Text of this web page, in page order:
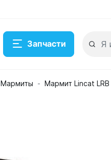
Запчасти
Мармиты Мармит Lincat LRB